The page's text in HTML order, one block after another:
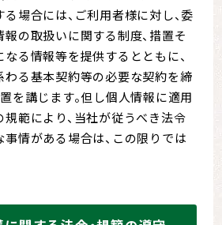
場合には、ご利用者様に対し、委
の取扱いに関する制度、措置そ
る情報等を提供するとともに、
わる基本契約等の必要な契約を締
を講じます。但し個人情報に適用
範により、当社が従うべき法令
事情がある場合は、この限りでは